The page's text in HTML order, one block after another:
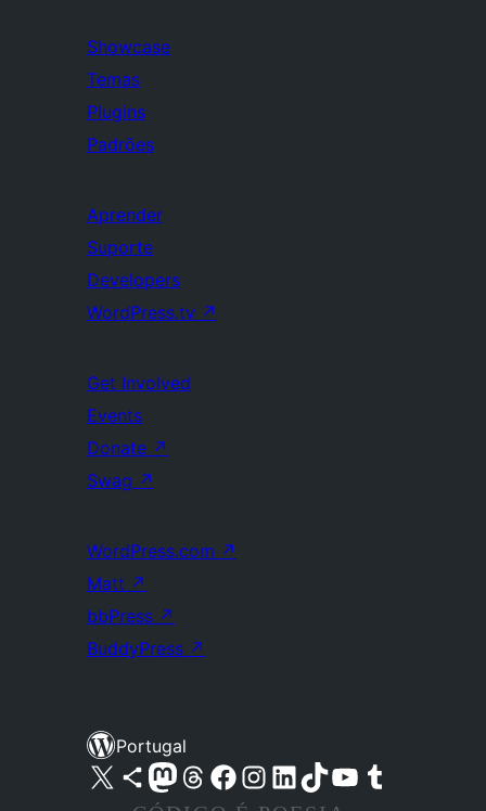
Showcase
Temas
Plugins
Padrões
Aprender
Suporte
Developers
WordPress.tv ↗
Get Involved
Events
Donate ↗
Swag ↗
WordPress.com ↗
Matt ↗
bbPress ↗
BuddyPress ↗
Portugal
Visite a nossa conta X (antigo Twitter)
Visit our Bluesky account
Visit our Mastodon account
Visit our Threads account
Visite a nossa página do Facebook
Visite a nossa conta no Instagram
Visite a nossa conta no LinkedIn
Visit our TikTok account
Visit our YouTube channel
Visit our Tumblr account